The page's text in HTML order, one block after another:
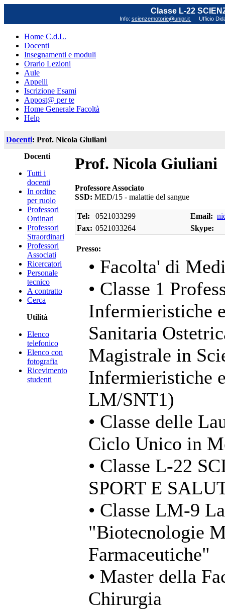
Classe L-22
Info: scienzemotorie@unipr.it Ufficio
Home C.d.L.
Docenti
Insegnamenti e moduli
Orario Lezioni
Aule
Appelli
Iscrizione Esami
Appost@ per te
Home Generale Facoltà
Help
Docenti: Prof. Nicola Giuliani
Docenti
Tutti i
docenti
In ordine
per ruolo
Professori
Ordinari
Professori
Straordinari
Professori
Associati
Ricercatori
Personale
tecnico
A contratto
Cerca
Utilità
Elenco
telefonico
Elenco con
fotografia
Ricevimento
studenti
Prof. Nicola Giuliani
Professore Associato
SSD: MED/15 - malattie del sangue
Tel: 0521033299 Email:
Fax: 0521033264 Skype:
Presso:
• Facolta' di
• Classe 1
Infermieristiche
Sanitaria
Magistrale in
Infermieristiche
LM/SNT1)
• Classe delle
Ciclo Unico in
• Classe L-22
SPORT E
• Classe LM-9
"Biotecnologie
Farmaceutiche"
• Master della
Chirurgia